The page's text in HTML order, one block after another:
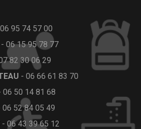
06 95 74 57 00
- 06 15 95 78 77
82 30 06 29
- 06 66 61 83 70
06 50 14 81 68
06 52 84 05 49
- 06 43 39 65 12